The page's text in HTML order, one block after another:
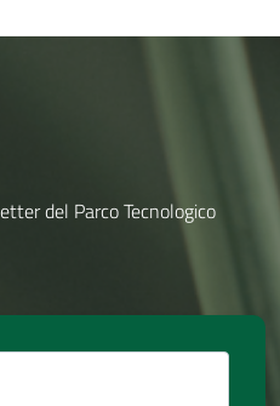
del Parco Tecnologico